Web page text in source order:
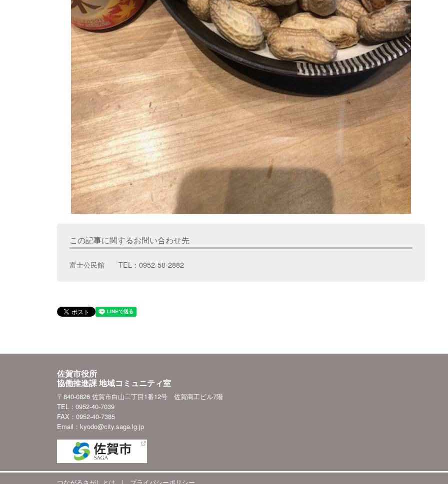
この記事に関するお問い合わせ先
富士公民館 TEL：0952-58-2882
佐賀市役所
協働推進課 地域コミュニティ室
〒840-0826 佐賀市白山二丁目1番12号 佐賀商工ビル7階
TEL：0952-40-7039
FAX：0952-40-7385
Email：kyodo@city.saga.lg.jp
つながるさがしとは ｜ プライバシーポリシー